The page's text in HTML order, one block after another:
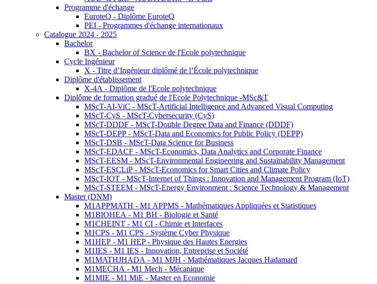
Programme d'échange
EuroteQ - Diplôme EuroteQ
PEI - Programmes d'échange internationaux
Catalogue 2024 - 2025
Bachelor
BX - Bachelor of Science de l'Ecole polytechnique
Cycle Ingénieur
X - Titre d’Ingénieur diplômé de l’École polytechnique
Diplôme d'établissement
X-4A - Diplôme de l'Ecole polytechnique
Diplôme de formation gradué de l'Ecole Polytechnique -MSc&T
MScT-AI-ViC - MScT-Artificial Intelligence and Advanced Visual Computing
MScT-CyS - MScT-Cybersecurity (CyS)
MScT-DDDF - MScT-Double Degree Data and Finance (DDDF)
MScT-DEPP - MScT-Data and Economics for Public Policy (DEPP)
MScT-DSB - MScT-Data Science for Business
MScT-EDACF - MScT-Economics, Data Analytics and Corporate Finance
MScT-EESM - MScT-Environmental Engineering and Sustainability Management
MScT-ESCLiP - MScT-Economics for Smart Cities and Climate Policy
MScT-IOT - MScT-Internet of Things : Innovation and Management Program (IoT)
MScT-STEEM - MScT-Energy Environment : Science Technology & Management
Master (DNM)
M1APPMATH - M1 APPMS - Mathématiques Appliquées et Statistiques
M1BIOHEA - M1 BH - Biologie et Santé
M1CHEINT - M1 CI - Chimie et Interfaces
M1CPS - M1 CPS - Système Cyber Physique
M1HEP - M1 HEP - Physique des Hautes Energies
M1IES - M1 IES - Innovation, Entreprise et Société
M1MATHJHADA - M1 MJH - Mathématiques Jacques Hadamard
M1MECHA - M1 Mech - Mécanique
M1MIE - M1 MiE - Master en Economie